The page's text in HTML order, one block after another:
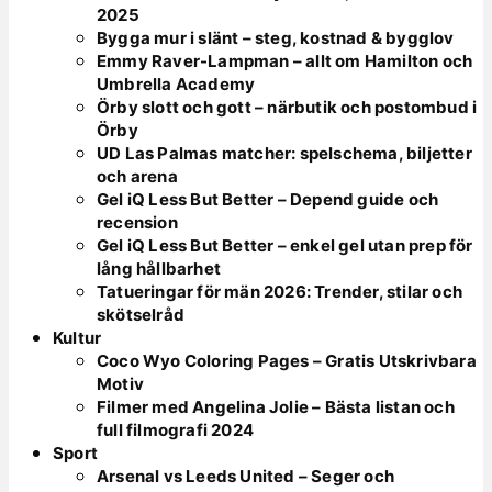
2025
Bygga mur i slänt – steg, kostnad & bygglov
Emmy Raver-Lampman – allt om Hamilton och
Umbrella Academy
Örby slott och gott – närbutik och postombud i
Örby
UD Las Palmas matcher: spelschema, biljetter
och arena
Gel iQ Less But Better – Depend guide och
recension
Gel iQ Less But Better – enkel gel utan prep för
lång hållbarhet
Tatueringar för män 2026: Trender, stilar och
skötselråd
Kultur
Coco Wyo Coloring Pages – Gratis Utskrivbara
Motiv
Filmer med Angelina Jolie – Bästa listan och
full filmografi 2024
Sport
Arsenal vs Leeds United – Seger och